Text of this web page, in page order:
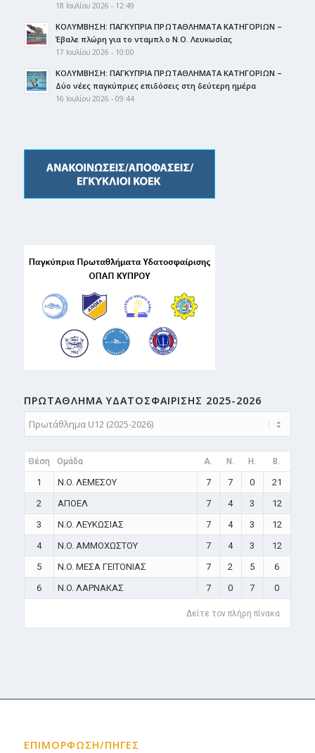
18 Ιουλίου 2026 - 12:49
ΚΟΛΥΜΒΗΣΗ: ΠΑΓΚΥΠΡΙΑ ΠΡΩΤΑΘΛΗΜΑΤΑ ΚΑΤΗΓΟΡΙΩΝ –
Έβαλε πλώρη για το νταμπλ ο Ν.Ο. Λευκωσίας
17 Ιουλίου 2026 - 10:00
ΚΟΛΥΜΒΗΣΗ: ΠΑΓΚΥΠΡΙΑ ΠΡΩΤΑΘΛΗΜΑΤΑ ΚΑΤΗΓΟΡΙΩΝ –
Δύο νέες παγκύπριες επιδόσεις στη δεύτερη ημέρα
16 Ιουλίου 2026 - 09:44
ΠΡΩΤΑΘΛΗMA ΥΔΑΤΟΣΦΑΙΡΙΣΗΣ 2025-2026
Θέση Ομάδα A. N. H. B.
1 N.O. ΛΕΜΕΣΟΥ 7 7 0
21
2
ΑΠΟΕΛ 7 4 3
12
3
N.O. ΛΕΥΚΩΣΙΑΣ 7 4 3
12
4
N.O. ΑΜΜΟΧΩΣΤΟΥ 7 4 3
12
5
N.O. ΜΕΣΑ ΓΕΙΤΟΝΙΑΣ 7 2 5
6
6
N.O. ΛΑΡΝΑΚΑΣ 7 0 7 0
Δείτε τον πλήρη πίνακα
ΕΠΙΜΟΡΦΩΣΗ/ΠΗΓΕΣ